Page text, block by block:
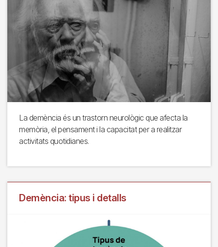
La demència és un trastorn neurològic que afecta la
memòria, el pensament i la capacitat per a realitzar
activitats quotidianes.
Demència: tipus i detalls